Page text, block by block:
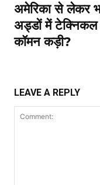
अमेरिका से लेकर
अड्डों में
कॉमन कड़ी?
LEAVE A REPLY